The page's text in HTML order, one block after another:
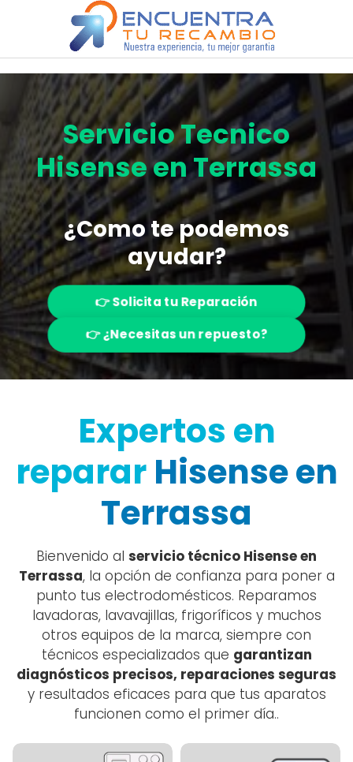
Servicio Tecnico
Hisense en Terrassa
¿Como te podemos
ayudar?
👉 Solicita tu Reparación
👉 ¿Necesitas un repuesto?
Expertos en
reparar Hisense en
Terrassa
Bienvenido al servicio técnico Hisense en
Terrassa, la opción de confianza para poner a
punto tus electrodomésticos. Reparamos
lavadoras, lavavajillas, frigoríficos y muchos
otros equipos de la marca, siempre con
técnicos especializados que garantizan
diagnósticos precisos, reparaciones seguras
y resultados eficaces para que tus aparatos
funcionen como el primer día..